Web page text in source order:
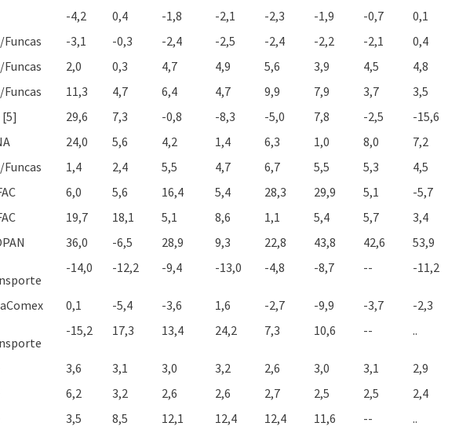
-4,2 0,4 -1,8 -2,1 -2,3 -1,9 -0,7 0,1
Funcas -3,1 -0,3 -2,4 -2,5 -2,4 -2,2 -2,1 0,4
Funcas 2,0 0,3 4,7 4,9 5,6 3,9 4,5 4,8
Funcas 11,3 4,7 6,4 4,7 9,9 7,9 3,7 3,5
[5] 29,6 7,3 -0,8 -8,3 -5,0 7,8 -2,5 -15,6
24,0 5,6 4,2 1,4 6,3 1,0 8,0 7,2
Funcas 1,4 2,4 5,5 4,7 6,7 5,5 5,3 4,5
6,0 5,6 16,4 5,4 28,3 29,9 5,1 -5,7
19,7 18,1 5,1 8,6 1,1 5,4 5,7 3,4
36,0 -6,5 28,9 9,3 22,8 43,8 42,6 53,9
-14,0 -12,2 -9,4 -13,0 -4,8 -8,7 -- -11,2
0,1 -5,4 -3,6 1,6 -2,7 -9,9 -3,7 -2,3
-15,2 17,3 13,4 24,2 7,3 10,6 -- ..
3,6 3,1 3,0 3,2 2,6 3,0 3,1 2,9
6,2 3,2 2,6 2,6 2,7 2,5 2,5 2,4
3,5 8,5 12,1 12,4 12,4 11,6 -- ..